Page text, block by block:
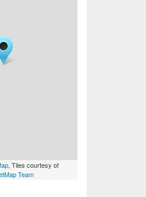
, Tiles courtesy of
Team